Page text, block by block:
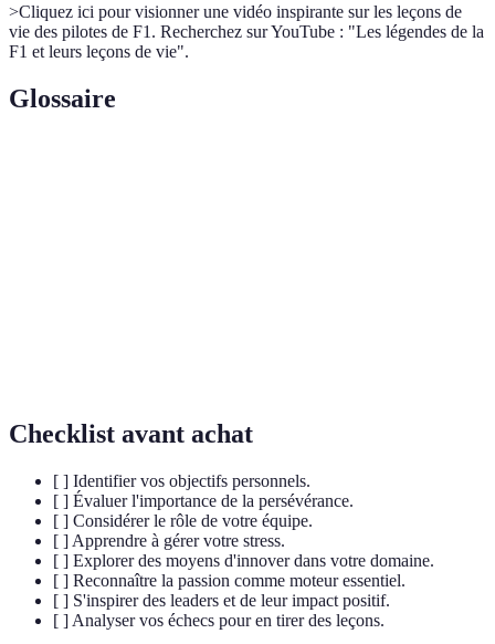
>Cliquez ici pour visionner une vidéo inspirante sur les leçons de
vie des pilotes de F1. Recherchez sur YouTube : "Les légendes de la
F1 et leurs leçons de vie".
Glossaire
Checklist avant achat
[ ] Identifier vos objectifs personnels.
[ ] Évaluer l'importance de la persévérance.
[ ] Considérer le rôle de votre équipe.
[ ] Apprendre à gérer votre stress.
[ ] Explorer des moyens d'innover dans votre domaine.
[ ] Reconnaître la passion comme moteur essentiel.
[ ] S'inspirer des leaders et de leur impact positif.
[ ] Analyser vos échecs pour en tirer des leçons.